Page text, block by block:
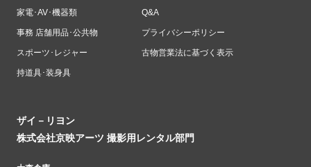
家電･AV･機器類
事務 店舗用品･公共物
スポーツ･レジャー
持道具･装身具
Q&A
プライバシーポリシー
古物営業法に基づく表示
ザイ－リヨン
株式会社京映アーツ 撮影用レンタル部門